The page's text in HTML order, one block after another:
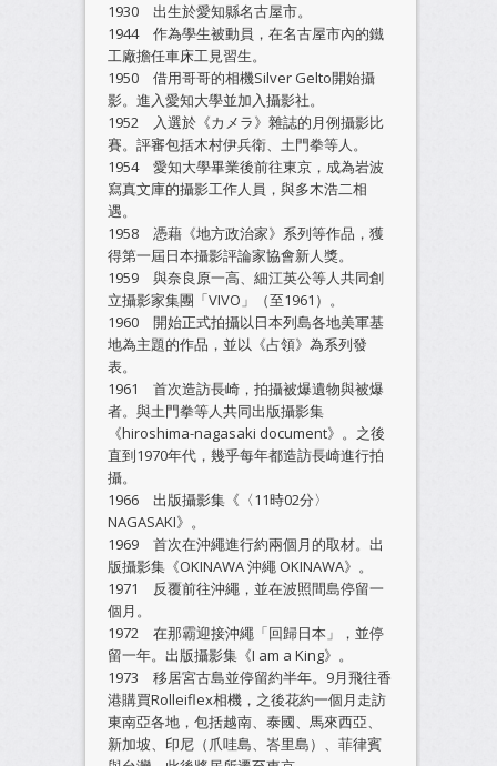
1930 出生於愛知縣名古屋市。
1944 作為學生被動員，在名古屋市內的鐵
工廠擔任車床工見習生。
1950 借用哥哥的相機Silver Gelto開始攝
影。進入愛知大學並加入攝影社。
1952 入選於《カメラ》雜誌的月例攝影比
賽。評審包括木村伊兵衛、土門拳等人。
1954 愛知大學畢業後前往東京，成為岩波
寫真文庫的攝影工作人員，與多木浩二相
遇。
1958 憑藉《地方政治家》系列等作品，獲
得第一屆日本攝影評論家協會新人獎。
1959 與奈良原一高、細江英公等人共同創
立攝影家集團「VIVO」（至1961）。
1960 開始正式拍攝以日本列島各地美軍基
地為主題的作品，並以《占領》為系列發
表。
1961 首次造訪長崎，拍攝被爆遺物與被爆
者。與土門拳等人共同出版攝影集
《hiroshima-nagasaki document》。之後
直到1970年代，幾乎每年都造訪長崎進行拍
攝。
1966 出版攝影集《〈11時02分〉
NAGASAKI》。
1969 首次在沖繩進行約兩個月的取材。出
版攝影集《OKINAWA 沖繩 OKINAWA》。
1971 反覆前往沖繩，並在波照間島停留一
個月。
1972 在那霸迎接沖繩「回歸日本」，並停
留一年。出版攝影集《I am a King》。
1973 移居宮古島並停留約半年。9月飛往香
港購買Rolleiflex相機，之後花約一個月走訪
東南亞各地，包括越南、泰國、馬來西亞、
新加坡、印尼（爪哇島、峇里島）、菲律賓